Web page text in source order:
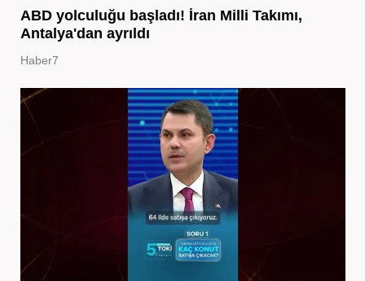
ABD yolculuğu başladı! İran Milli Takımı,
Antalya'dan ayrıldı
Haber7